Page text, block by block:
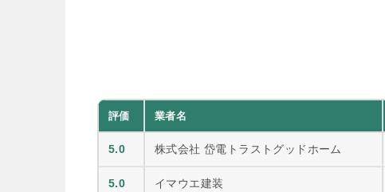
評価 業者名
5.0 株式会社 岱電トラストグッドホーム
5.0 イマウエ建装